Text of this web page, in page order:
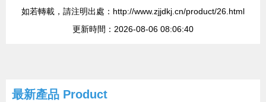
如若轉載，請注明出處：http://www.zjjdkj.cn/product/26.html
更新時間：2026-08-06 08:06:40
最新產品 Product